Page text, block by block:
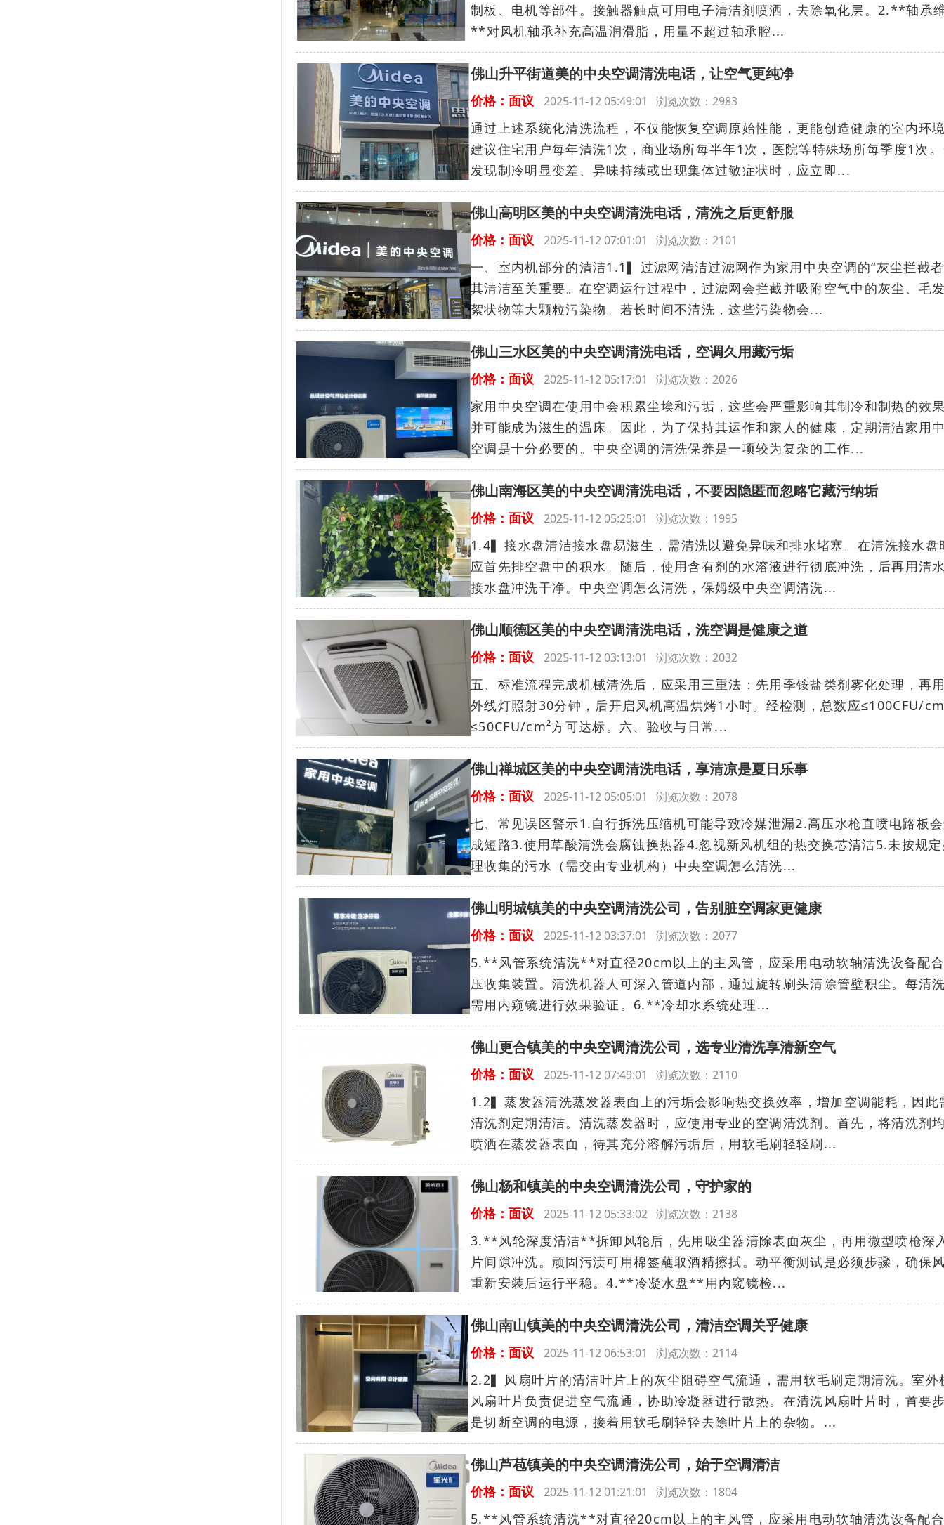
制板、电机等部件。接触器触点可用电子清洁剂喷洒，去除氧化层。2.**轴承
**对风机轴承补充高温润滑脂，用量不超过轴承腔...
佛山升平街道美的中央空调清洗电话，让空气更纯净
价格：面议 2025-11-12 05:49:01 浏览次数：2983
通过上述系统化清洗流程，不仅能恢复空调原始性能，更能创造健康的室内环
建议住宅用户每年清洗1次，商业场所每半年1次，医院等特殊场所每季度1次
发现制冷明显变差、异味持续或出现集体过敏症状时，应立即...
佛山高明区美的中央空调清洗电话，清洗之后更舒服
价格：面议 2025-11-12 07:01:01 浏览次数：2101
一、室内机部分的清洁1.1▍过滤网清洁过滤网作为家用中央空调的“灰尘拦截
其清洁至关重要。在空调运行过程中，过滤网会拦截并吸附空气中的灰尘、毛
絮状物等大颗粒污染物。若长时间不清洗，这些污染物会...
佛山三水区美的中央空调清洗电话，空调久用藏污垢
价格：面议 2025-11-12 05:17:01 浏览次数：2026
家用中央空调在使用中会积累尘埃和污垢，这些会严重影响其制冷和制热的效
并可能成为滋生的温床。因此，为了保持其运作和家人的健康，定期清洁家用
空调是十分必要的。中央空调的清洗保养是一项较为复杂的工作...
佛山南海区美的中央空调清洗电话，不要因隐匿而忽略它藏污纳垢
价格：面议 2025-11-12 05:25:01 浏览次数：1995
1.4▍接水盘清洁接水盘易滋生，需清洗以避免异味和排水堵塞。在清洗接水盘
应首先排空盘中的积水。随后，使用含有剂的水溶液进行彻底冲洗，后再用清
接水盘冲洗干净。中央空调怎么清洗，保姆级中央空调清洗...
佛山顺德区美的中央空调清洗电话，洗空调是健康之道
价格：面议 2025-11-12 03:13:01 浏览次数：2032
五、标准流程完成机械清洗后，应采用三重法：先用季铵盐类剂雾化处理，再
外线灯照射30分钟，后开启风机高温烘烤1小时。经检测，总数应≤100CFU/
≤50CFU/cm²方可达标。六、验收与日常...
佛山禅城区美的中央空调清洗电话，享清凉是夏日乐事
价格：面议 2025-11-12 05:05:01 浏览次数：2078
七、常见误区警示1.自行拆洗压缩机可能导致冷媒泄漏2.高压水枪直喷电路板
成短路3.使用草酸清洗会腐蚀换热器4.忽视新风机组的热交换芯清洁5.未按规
理收集的污水（需交由专业机构）中央空调怎么清洗...
佛山明城镇美的中央空调清洗公司，告别脏空调家更健康
价格：面议 2025-11-12 03:37:01 浏览次数：2077
5.**风管系统清洗**对直径20cm以上的主风管，应采用电动软轴清洗设备配
压收集装置。清洗机器人可深入管道内部，通过旋转刷头清除管壁积尘。每清
需用内窥镜进行效果验证。6.**冷却水系统处理...
佛山更合镇美的中央空调清洗公司，选专业清洗享清新空气
价格：面议 2025-11-12 07:49:01 浏览次数：2110
1.2▍蒸发器清洗蒸发器表面上的污垢会影响热交换效率，增加空调能耗，因此
清洗剂定期清洁。清洗蒸发器时，应使用专业的空调清洗剂。首先，将清洗剂
喷洒在蒸发器表面，待其充分溶解污垢后，用软毛刷轻轻刷...
佛山杨和镇美的中央空调清洗公司，守护家的
价格：面议 2025-11-12 05:33:02 浏览次数：2138
3.**风轮深度清洁**拆卸风轮后，先用吸尘器清除表面灰尘，再用微型喷枪深
片间隙冲洗。顽固污渍可用棉签蘸取酒精擦拭。动平衡测试是必须步骤，确保
重新安装后运行平稳。4.**冷凝水盘**用内窥镜检...
佛山南山镇美的中央空调清洗公司，清洁空调关乎健康
价格：面议 2025-11-12 06:53:01 浏览次数：2114
2.2▍风扇叶片的清洁叶片上的灰尘阻碍空气流通，需用软毛刷定期清洗。室外
风扇叶片负责促进空气流通，协助冷凝器进行散热。在清洗风扇叶片时，首要
是切断空调的电源，接着用软毛刷轻轻去除叶片上的杂物。...
佛山芦苞镇美的中央空调清洗公司，始于空调清洁
价格：面议 2025-11-12 01:21:01 浏览次数：1804
5.**风管系统清洗**对直径20cm以上的主风管，应采用电动软轴清洗设备配